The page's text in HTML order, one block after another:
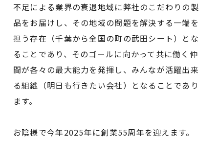
不足による業界の衰退地域に弊社のこだわりの製
品をお届けし、その地域の問題を解決する一端を
担う存在（千葉から全国の町の武田シート）とな
ることであり、そのゴールに向かって共に働く仲
間が各々の最大能力を発揮し、みんなが活躍出来
る組織（明日も行きたい会社）となることであり
ます。
お陰様で今年2025年に創業55周年を迎えます。